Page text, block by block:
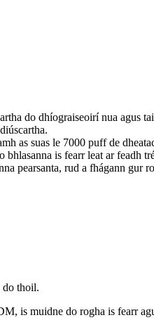
do dhíograiseoirí nua agus
as suas le 7000 puff de
is fearr leat ar feadh
pearsanta, rud a fhágann gur
do thoil.
is muidne do rogha is fearr